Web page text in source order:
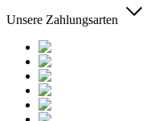
Unsere Zahlungsarten